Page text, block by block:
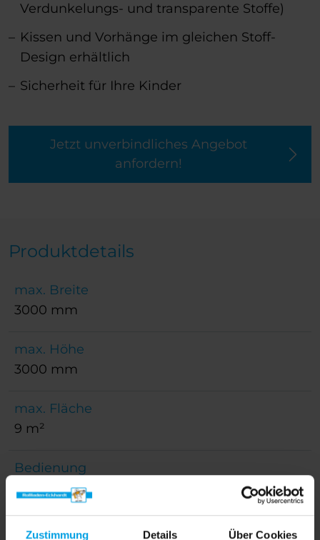
Zustimmung Details Über Cookies
Verdunkelungs- und transparente Stoffe)
Kissen und Vorhänge im gleichen Stoff-
Design erhältlich
Sicherheit für Ihre Kinder
Jetzt unverbindliches Angebot
anfordern!
Produktdetails
max. Breite
3000 mm
max. Höhe
3000 mm
max. Fläche
9 m²
Bedienung
Batterieantrieb, Griff, Kette, Schnur
Anwendungsbereich